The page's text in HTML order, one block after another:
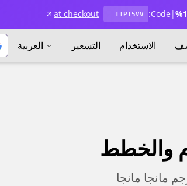
|
Code:
T1P15VV
at checkout
الاستخدام التسعير العربية
والخطط
مانجا مانجا